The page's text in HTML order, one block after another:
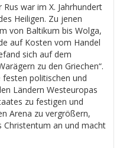
war im Х. Jahrhundert
Heiligen. Zu jenen
von Baltikum bis Wolga,
auf Kosten vom Handel
sich auf dem
zu den Griechen“.
festen politischen und
Ländern Westeuropas
zu festigen und
Arena zu vergrößern,
Christentum an und macht